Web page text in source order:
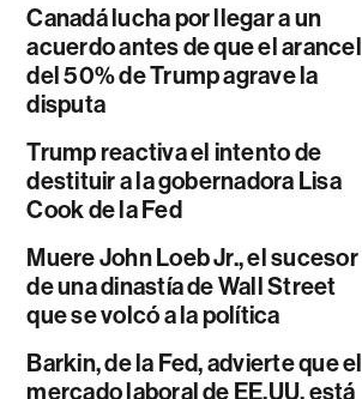
Canadá lucha por llegar a un
acuerdo antes de que el arancel
del 50% de Trump agrave la
disputa
Trump reactiva el intento de
destituir a la gobernadora Lisa
Cook de la Fed
Muere John Loeb Jr., el sucesor
de una dinastía de Wall Street
que se volcó a la política
Barkin, de la Fed, advierte que el
mercado laboral de EE.UU. está